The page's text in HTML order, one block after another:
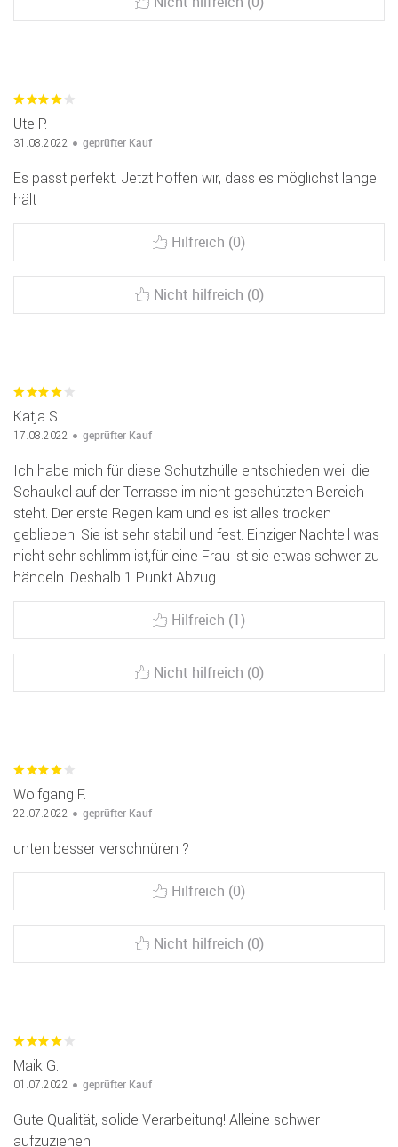
Ute P.
31.08.2022 geprüfter Kauf
Es passt perfekt. Jetzt hoffen wir, dass es möglichst lange
hält
Hilfreich (0)
Nicht hilfreich (0)
Katja S.
17.08.2022 geprüfter Kauf
Ich habe mich für diese Schutzhülle entschieden weil die
Schaukel auf der Terrasse im nicht geschützten Bereich
steht. Der erste Regen kam und es ist alles trocken
geblieben. Sie ist sehr stabil und fest. Einziger Nachteil was
nicht sehr schlimm ist,für eine Frau ist sie etwas schwer zu
händeln. Deshalb 1 Punkt Abzug.
Hilfreich (1)
Nicht hilfreich (0)
Wolfgang F.
22.07.2022 geprüfter Kauf
unten besser verschnüren ?
Hilfreich (0)
Nicht hilfreich (0)
Maik G.
01.07.2022 geprüfter Kauf
Gute Qualität, solide Verarbeitung! Alleine schwer
aufzuziehen!